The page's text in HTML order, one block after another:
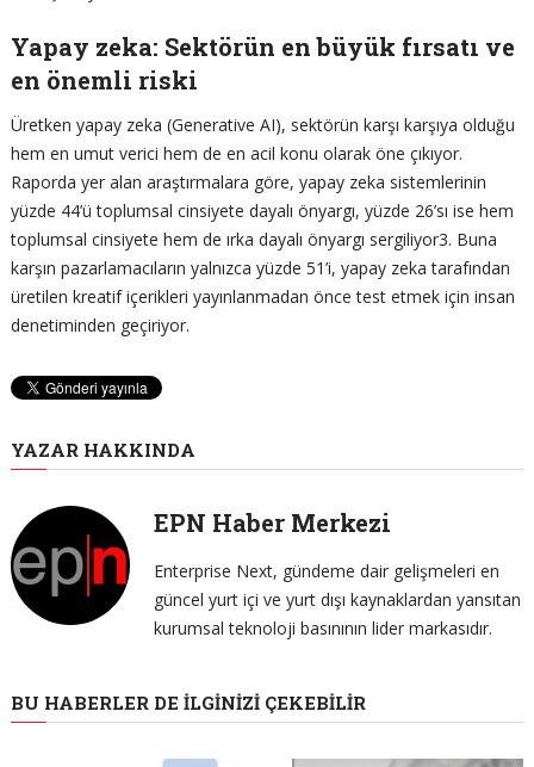
Yapay zeka: Sektörün en büyük fırsatı ve
en önemli riski
Üretken yapay zeka (Generative AI), sektörün karşı karşıya olduğu
hem en umut verici hem de en acil konu olarak öne çıkıyor.
Raporda yer alan araştırmalara göre, yapay zeka sistemlerinin
yüzde 44’ü toplumsal cinsiyete dayalı önyargı, yüzde 26’sı ise hem
toplumsal cinsiyete hem de ırka dayalı önyargı sergiliyor3. Buna
karşın pazarlamacıların yalnızca yüzde 51’i, yapay zeka tarafından
üretilen kreatif içerikleri yayınlanmadan önce test etmek için insan
denetiminden geçiriyor.
YAZAR HAKKINDA
EPN Haber Merkezi
Enterprise Next, gündeme dair gelişmeleri en
güncel yurt içi ve yurt dışı kaynaklardan yansıtan
kurumsal teknoloji basınının lider markasıdır.
BU HABERLER DE İLGINIZI ÇEKEBILIR